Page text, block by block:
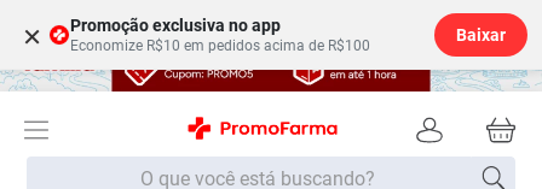
× Promoção exclusiva no app
Economize R$10 em pedidos acima de R$100
Baixar
O que você está buscando?